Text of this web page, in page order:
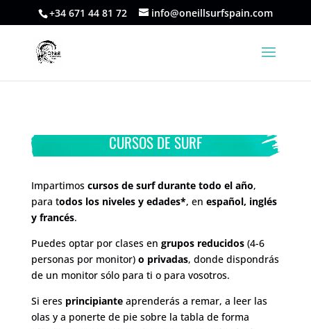
+34 671 44 81 72 info@oneillsurfspain.com
CURSOS DE SURF
Impartimos cursos de surf durante todo el año,
para todos los niveles y edades*, en español, inglés
y francés.
Puedes optar por clases en grupos reducidos(4-6
personas por monitor) o privadas, donde dispondrás
de un monitor sólo para ti o para vosotros.
Si eres principianteaprenderás a remar, a leer las
olas y a ponerte de pie sobre la tabla de forma